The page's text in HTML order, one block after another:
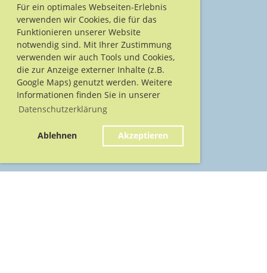
Für ein optimales Webseiten-Erlebnis
verwenden wir Cookies, die für das
Funktionieren unserer Website
notwendig sind. Mit Ihrer Zustimmung
verwenden wir auch Tools und Cookies,
die zur Anzeige externer Inhalte (z.B.
Google Maps) genutzt werden. Weitere
Informationen finden Sie in unserer
Datenschutzerklärung
Ablehnen Akzeptieren